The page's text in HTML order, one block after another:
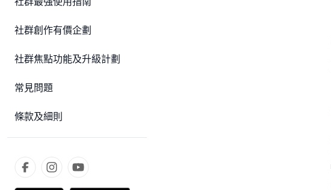
社群創作有價企劃
社群焦點功能及升級計劃
常見問題
條款及細則